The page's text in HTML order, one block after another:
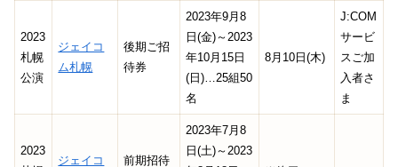
2023
札幌
公演
ジェイコ
ム札幌
後期ご招
待券
2023年9月8
日(金)～2023
年10月15日
(日)…25組50
名
8月10日(木)
J:COM
サービ
スご加
入者さ
ま
2023
ジェイコ
前期招待
2023年7月8
日(土)～2023